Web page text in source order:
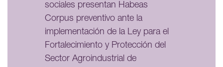
sociales presentan Habeas
Corpus preventivo ante la
implementación de la Ley para el
Fortalecimiento y Protección del
Sector Agroindustrial de